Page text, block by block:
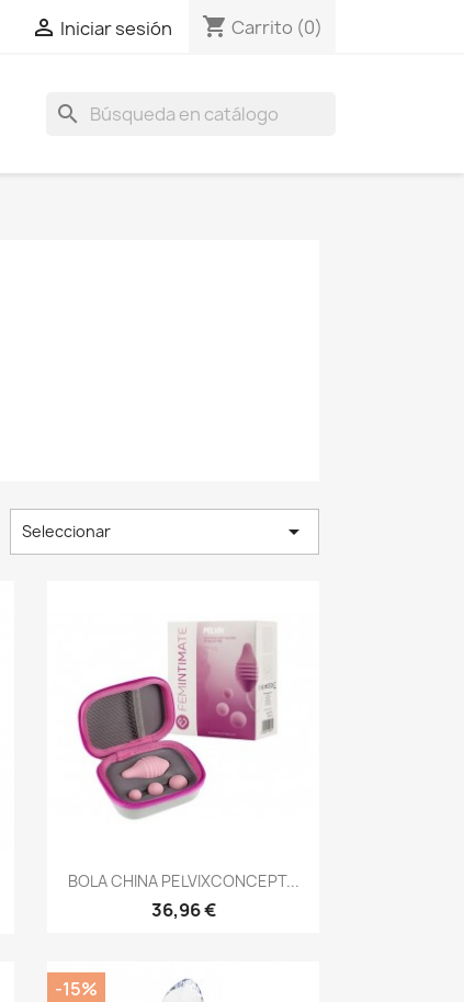
 Iniciar sesión shopping_cart Carrito (0)
search
Seleccionar 
Vista rápida
BOLA CHINA PELVIXCONCEPT...
36,96 €
-15%